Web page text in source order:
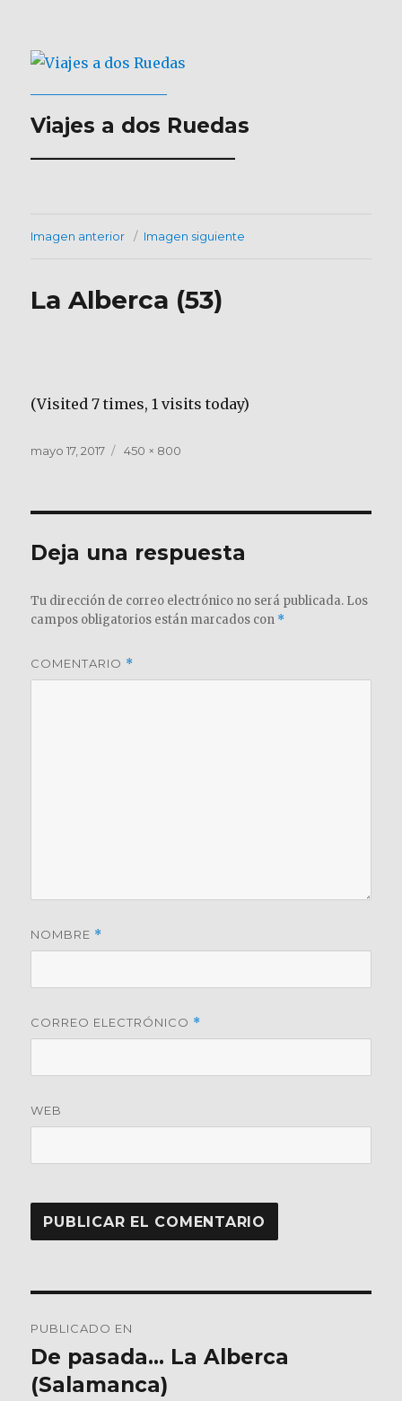
Viajes a dos Ruedas
___________________
Imagen anterior Imagen siguiente
La Alberca (53)
(Visited 7 times, 1 visits today)
Publicado
mayo 17, 2017
Tamaño
450 × 800
Deja una respuesta
Tu dirección de correo electrónico no será publicada. Los
campos obligatorios están marcados con *
COMENTARIO *
NOMBRE *
CORREO ELECTRÓNICO *
WEB
de
entradas
PUBLICADO EN
De pasada… La Alberca
(Salamanca)